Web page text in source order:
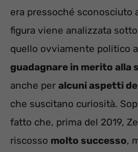
era pressoché sconosciuto
figura viene analizzata
quello ovviamente politico a
guadagnare in merito alla
anche per alcuni aspetti
che suscitano curiosità.
fatto che, prima del 2019,
riscosso molto successo,